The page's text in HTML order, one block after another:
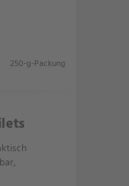
250-g-Packung